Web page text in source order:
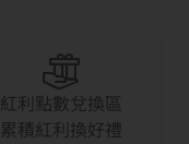
紅利點數兌換區
累積紅利換好禮